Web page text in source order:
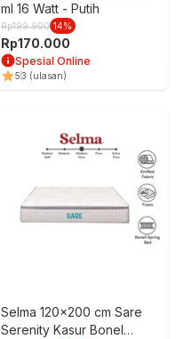
ml 16 Watt - Putih
Rp199.900 14%
Rp170.000
Spesial Online
53 (ulasan)
Selma 120x200 cm Sare
Serenity Kasur Bonel